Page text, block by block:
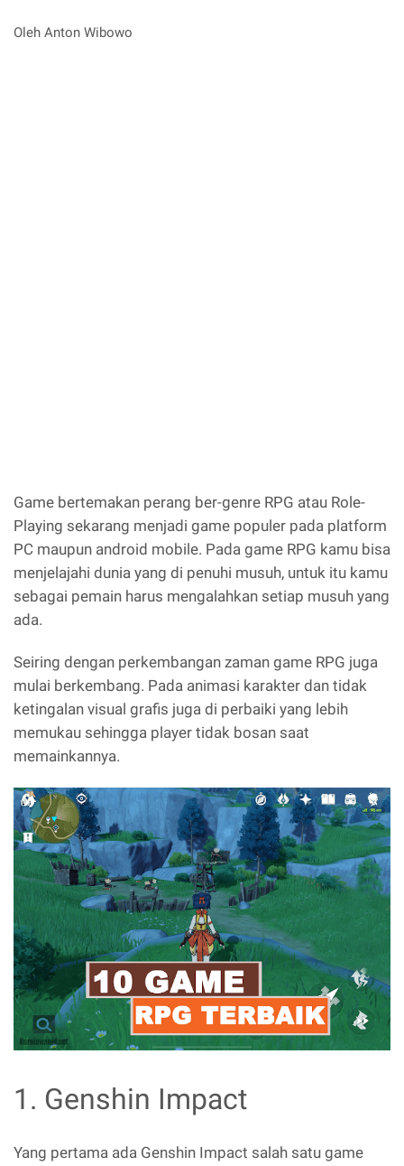
Oleh Anton Wibowo
Game bertemakan perang ber-genre RPG atau Role-
Playing sekarang menjadi game populer pada platform
PC maupun android mobile. Pada game RPG kamu bisa
menjelajahi dunia yang di penuhi musuh, untuk itu kamu
sebagai pemain harus mengalahkan setiap musuh yang
ada.
Seiring dengan perkembangan zaman game RPG juga
mulai berkembang. Pada animasi karakter dan tidak
ketingalan visual grafis juga di perbaiki yang lebih
memukau sehingga player tidak bosan saat
memainkannya.
1. Genshin Impact
Yang pertama ada Genshin Impact salah satu game